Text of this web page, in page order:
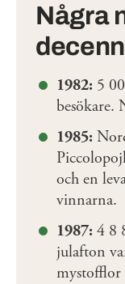
Några
1982: 5
besökare.
1985:
och en
vinnarna.
1987: 4 8
julafton
mystofflor